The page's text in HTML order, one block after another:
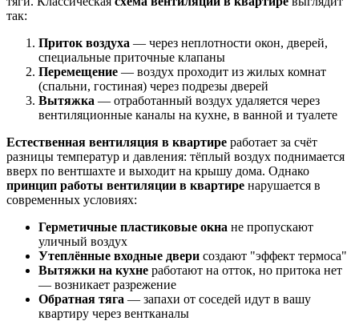
так:
Приток воздуха — через неплотности окон, дверей,
специальные приточные клапаны
Перемещение — воздух проходит из жилых комнат
(спальни, гостиная) через подрезы дверей
Вытяжка — отработанный воздух удаляется через
вентиляционные каналы на кухне, в ванной и туалете
Естественная вентиляция в квартире работает за счёт
разницы температур и давления: тёплый воздух поднимается
вверх по вентшахте и выходит на крышу дома. Однако
принцип работы вентиляции в квартире нарушается в
современных условиях:
Герметичные пластиковые окна не пропускают
уличный воздух
Утеплённые входные двери создают "эффект термоса"
Вытяжки на кухне работают на отток, но притока нет
— возникает разрежение
Обратная тяга — запахи от соседей идут в вашу
квартиру через вентканалы